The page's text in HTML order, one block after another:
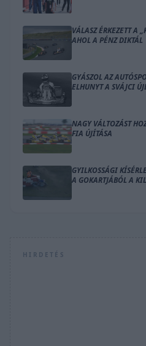
VÁLASZ ÉRKEZETT A
AHOL A PÉNZ DIKTÁL
GYÁSZOL AZ
ELHUNYT A SVÁJCI
NAGY VÁLTOZÁST
FIA ÚJÍTÁSA
GYILKOSSÁGI
A GOKARTJÁBÓL A
HIRDETÉS